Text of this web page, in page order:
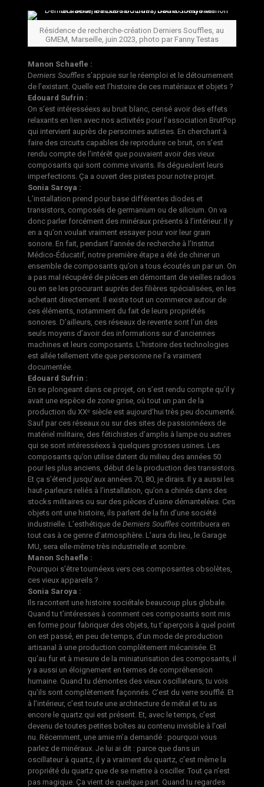
Résidence de recherche-création Derniers Souffles, au
GMEM, Marseille, juin 2023, photo par Fanny Testas
Manon Schaefle :
Derniers Souffles s’appuie sur le réemploi et le détournement
de l’existant. Quelle est l’histoire de ces matériaux et objets ?
Edouard Sufrin :
On s’est intéresséexs au bruit blanc, censé avoir des effets
relaxants en lien avec nos activités pour l’association BrutPop
qui intervient auprès de personnes autistes. En cherchant à
faire des circuits capables de reproduire ce bruit, on s’est
rendu compte de l’intérêt que pouvaient avoir des vieux
composants qui sont comme vivants. Ils dégueulent leurs
imperfections. Ça a ouvert des pistes pour notre projet.
Sonia Saroya :
L’installation prend pour base différentes diodes et
transistors, composés de germanium ou de silicium. On va
donc parler forcément des minéraux présents à l’intérieur. Il y
en a qu’on voulait vraiment essayer pour voir leur grain
sonore. En fait, pendant l’année de recherche à l’Institut
Médico-Éducatif, notre première étape a été de chiner un
ensemble de composants qu’on a tous écoutés un par un. On
a pas mal récupéré de pièces en démontant de vieilles radios
ou en se les procurant auprès des filières spécialisées, en les
achetant directement. Il existe tout un commerce autour de
ces éléments, notamment du fait de leurs propriétés
sonores. D’ailleurs, ces réseaux de revente sont l’un des
seuls moyens d’avoir des informations sur d’anciennes
machines et leurs composants. L’histoire des technologies
est allée tellement vite que personne ne l’a vraiment
documentée.
Edouard Sufrin :
En se plongeant dans ce projet, on s’est rendu compte qu’il y
avait une espèce de zone grise, où tout un pan de la
production du XXᵉ siècle est aujourd’hui très peu documenté.
Sauf par ces réseaux ou sur des sites de passionnéexs de
matériel militaire, des fétichistes d’amplis à lampe ou autres
qui se sont intéresséexs à quelques grosses usines. Les
composants qu’on utilise datent du milieu des années 50
pour les plus anciens, début de la production des transistors.
Et ça s’étend jusqu’aux années 70, 80, je dirais. Il y a aussi les
haut-parleurs reliés à l’installation, qu’on a chinés dans des
stocks militaires ou sur des pièces d’usine démantelées. Ces
objets ont une histoire, ils parlent de la fin d’une société
industrielle. L’esthétique de Derniers Souffles contribuera en
tout cas à ce genre d’atmosphère. L’aura du lieu, le Garage
MU, sera elle-même très industrielle et sombre.
Manon Schaefle :
Pourquoi s’être tournéexs vers ces composantes obsolètes,
ces vieux appareils ?
Sonia Saroya :
Ils racontent une histoire sociétale beaucoup plus globale.
Quand tu t’intéresses à comment ces composants sont mis
en forme pour fabriquer des objets, tu t’aperçois à quel point
on est passé, en peu de temps, d’un mode de production
artisanal à une production complètement mécanisée. Et
qu’au fur et à mesure de la miniaturisation des composants, il
y a aussi un éloignement en termes de compréhension
humaine. Quand tu démontes des vieux oscillateurs, tu vois
qu’ils sont complètement façonnés. C’est du verre soufflé. Et
à l’intérieur, c’est toute une architecture de métal et tu as
encore le quartz qui est présent. Et, avec le temps, c’est
devenu de toutes petites boîtes au contenu invisible à l’œil
nu. Récemment, une amie m’a demandé : pourquoi vous
parlez de minéraux. Je lui ai dit : parce que dans un
oscillateur à quartz, il y a vraiment du quartz, c’est même la
propriété du quartz que de se mettre à osciller. Tout ça n’est
pas magique. Ça vient de quelque part. Quand tu regardes